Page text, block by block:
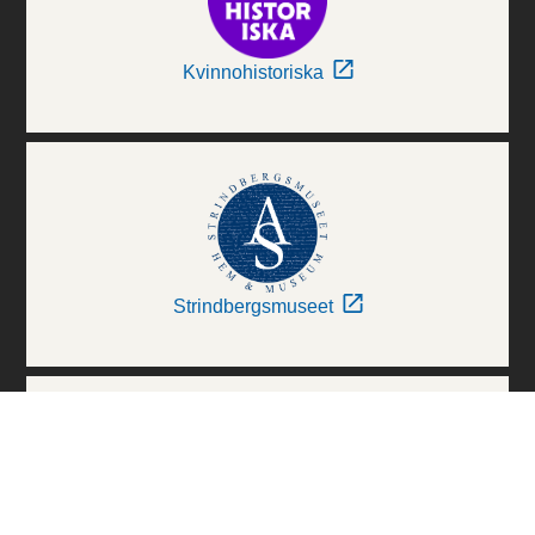
Kvinnohistoriska
Strindbergsmuseet